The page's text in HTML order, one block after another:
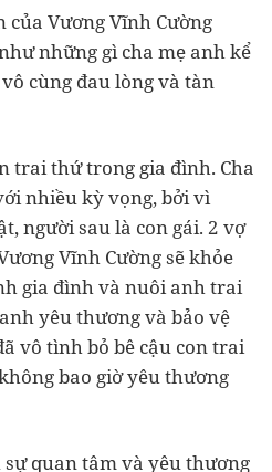
của Vương Vĩnh Cường
những gì cha mẹ anh kể
cùng đau lòng và tàn
trai thứ trong gia đình. Cha
nhiều kỳ vọng, bởi vì
người sau là con gái. 2 vợ
Vĩnh Cường sẽ khỏe
gia đình và nuôi anh trai
yêu thương và bảo vệ
vô tình bỏ bê cậu con trai
bao giờ yêu thương
quan tâm và yêu thương